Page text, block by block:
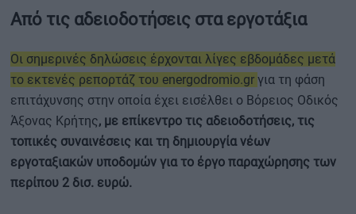
Από τις αδειοδοτήσεις στα εργοτάξια
Οι σημερινές δηλώσεις έρχονται λίγες εβδομάδες μετά
το εκτενές ρεπορτάζ του energodromio.gr για τη φάση
επιτάχυνσης στην οποία έχει εισέλθει ο Βόρειος Οδικός
Άξονας Κρήτης, με επίκεντρο τις αδειοδοτήσεις, τις
τοπικές συναινέσεις και τη δημιουργία νέων
εργοταξιακών υποδομών για το έργο παραχώρησης των
περίπου 2 δισ. ευρώ.